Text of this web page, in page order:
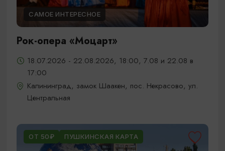
САМОЕ ИНТЕРЕСНОЕ
Рок-опера «Моцарт»
18.07.2026 - 22.08.2026, 18:00, 7.08 и 22.08 в
17:00
Калининград, замок Шаакен, пос. Некрасово, ул.
Центральная
ОТ 50₽ ПУШКИНСКАЯ КАРТА